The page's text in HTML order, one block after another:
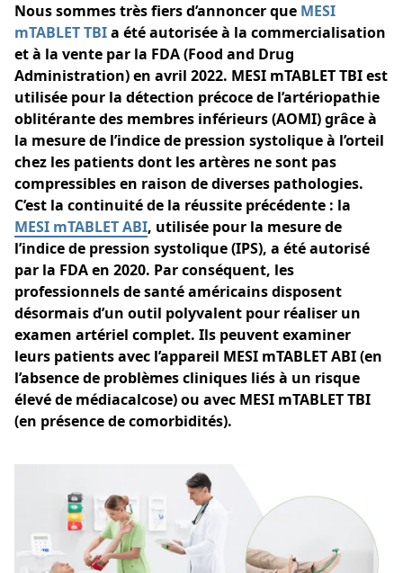
Nous sommes très fiers d’annoncer que MESI
mTABLET TBIa été autorisée à la commercialisation
et à la vente par la FDA (Food and Drug
Administration) en avril 2022. MESI mTABLET TBI est
utilisée pour la détection précoce de l’artériopathie
oblitérante des membres inférieurs (AOMI) grâce à
la mesure de l’indice de pression systolique à l’orteil
chez les patients dont les artères ne sont pas
compressibles en raison de diverses pathologies.
C’est la continuité de la réussite précédente : la
MESI mTABLET ABI, utilisée pour la mesure de
l’indice de pression systolique (IPS), a été autorisé
par la FDA en 2020. Par conséquent, les
professionnels de santé américains disposent
désormais d’un outil polyvalent pour réaliser un
examen artériel complet. Ils peuvent examiner
leurs patients avec l’appareil MESI mTABLET ABI (en
l’absence de problèmes cliniques liés à un risque
élevé de médiacalcose) ou avec MESI mTABLET TBI
(en présence de comorbidités).